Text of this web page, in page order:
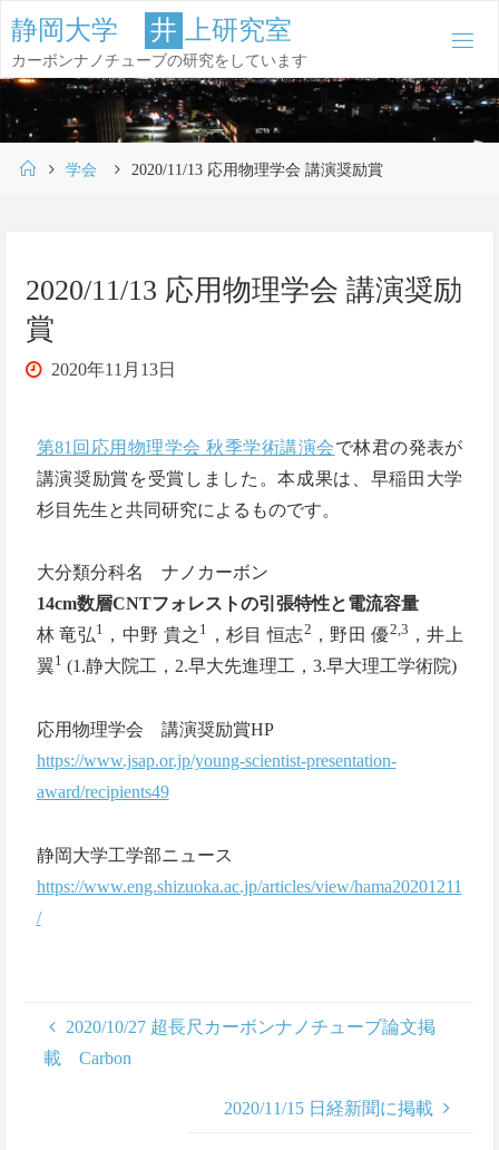
コ
ン
テ
ツ
静岡大学 井 上研究室
カーボンナノチューブの研究をしています
ホ
学会 2020/11/13 応用物理学会 講演奨励賞
2020/11/13 応用物理学会 講演奨励
賞
2020年11月13日
第81回応用物理学会 秋季学術講演会で林君の発表が
講演奨励賞を受賞しました。本成果は、早稲田大学
杉目先生と共同研究によるものです。
大分類分科名 ナノカーボン
14cm数層CNTフォレストの引張特性と電流容量
林 竜弘1 ，中野 貴之 1 ，杉目 恒志2 ，野田 優2,3 ，井上
翼1 (1.静大院工，2.早大先進理工，3.早大理工学術院)
応用物理学会 講演奨励賞HP
https://www.jsap.or.jp/young-scientist-presentation-
award/recipients49
静岡大学工学部ニュース
https://www.eng.shizuoka.ac.jp/articles/view/hama20201211
/
2020/10/27 超長尺カーボンナノチューブ論文掲
載 Carbon
2020/11/15 日経新聞に掲載